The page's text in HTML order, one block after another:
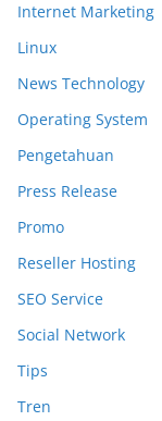
Internet Marketing
Linux
News Technology
Operating System
Pengetahuan
Press Release
Promo
Reseller Hosting
SEO Service
Social Network
Tips
Tren